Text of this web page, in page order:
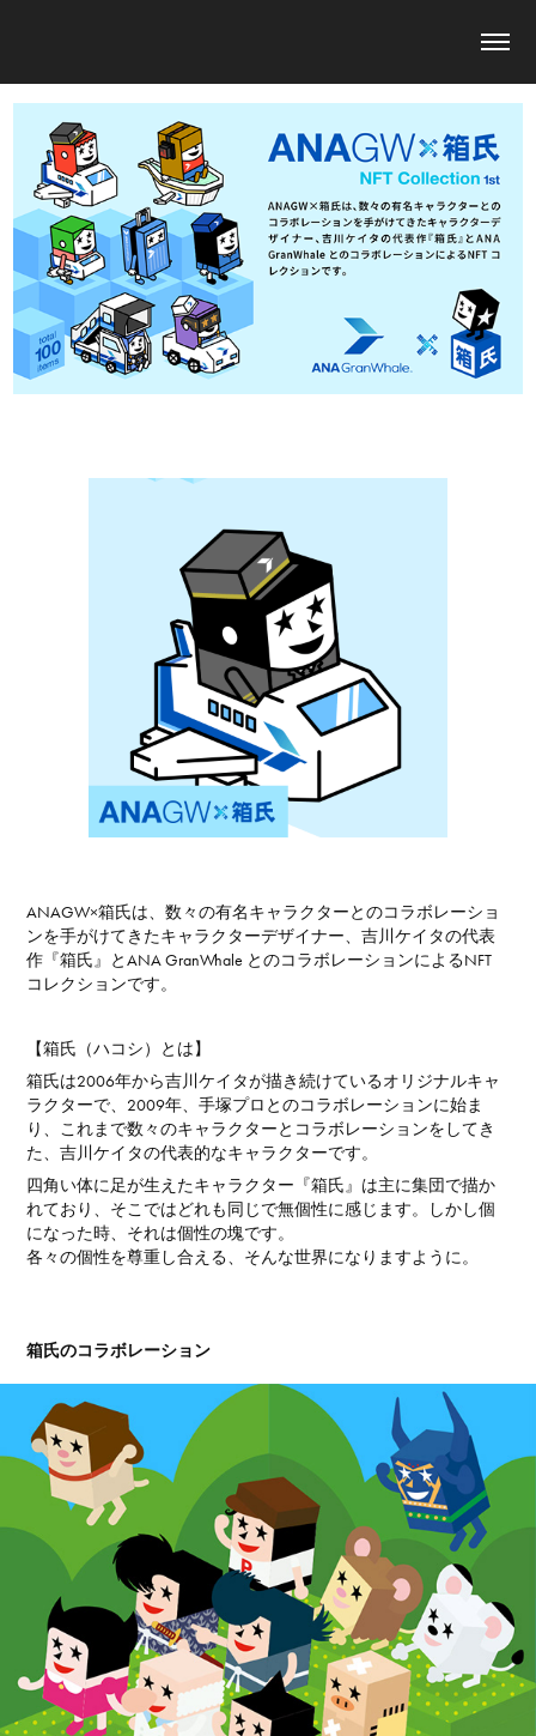
ANAGW×箱氏は、数々の有名キャラクターとのコラボレーショ
ンを手がけてきたキャラクターデザイナー、吉川ケイタの代表
作『箱氏』とANA GranWhale とのコラボレーションによるNFT
コレクションです。
【箱氏（ハコシ）とは】
箱氏は2006年から吉川ケイタが描き続けているオリジナルキャ
ラクターで、2009年、手塚プロとのコラボレーションに始ま
り、これまで数々のキャラクターとコラボレーションをしてき
た、吉川ケイタの代表的なキャラクターです。
四角い体に足が生えたキャラクター『箱氏』は主に集団で描か
れており、そこではどれも同じで無個性に感じます。しかし個
になった時、それは個性の塊です。
各々の個性を尊重し合える、そんな世界になりますように。
箱氏のコラボレーション